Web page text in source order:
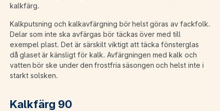
kalkfärg.
Kalkputsning och kalkavfärgning bör helst göras av fackfolk.
Delar som inte ska avfärgas bör täckas över med till
exempel plast. Det är särskilt viktigt att täcka fönsterglas
då glaset är känsligt för kalk. Avfärgningen med kalk och
vatten bör ske under den frostfria säsongen och helst inte i
starkt solsken.
Kalkfärg 90